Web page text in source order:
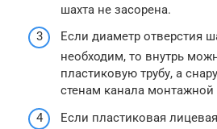
шахта не засорена.
Если диаметр отверстия
необходим, то внутрь
пластиковую трубу, а
стенам канала монтажной
Если пластиковая